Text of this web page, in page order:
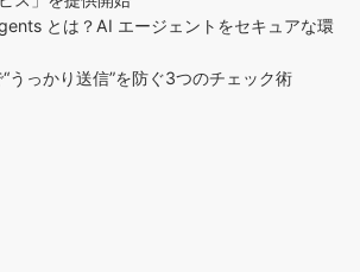
とは？AI エージェントをセキュアな環
っかり送信”を防ぐ3つのチェック術​